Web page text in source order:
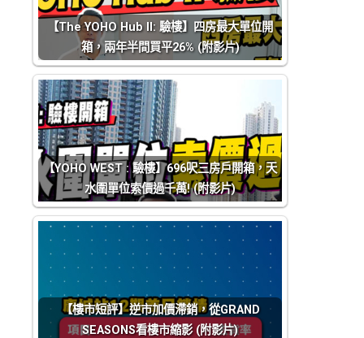
【The YOHO Hub II: 驗樓】四房最大單位開
箱，兩年半間買平26% (附影片)
【YOHO WEST : 驗樓】696呎三房戶開箱，天
水圍單位索價過千萬! (附影片)
【樓市短評】逆市加價滯銷，從GRAND
SEASONS看樓市縮影 (附影片)